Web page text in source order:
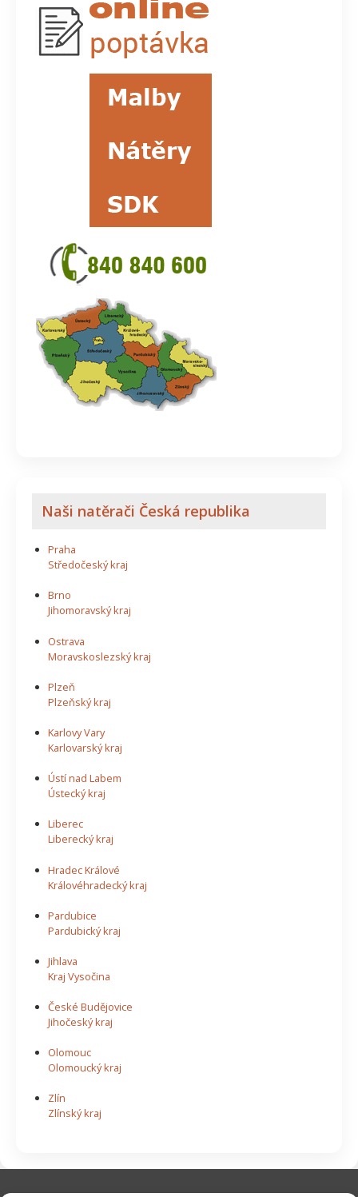
Naši natěrači Česká republika
Praha
Středočeský kraj
Brno
Jihomoravský kraj
Ostrava
Moravskoslezský kraj
Plzeň
Plzeňský kraj
Karlovy Vary
Karlovarský kraj
Ústí nad Labem
Ústecký kraj
Liberec
Liberecký kraj
Hradec Králové
Královéhradecký kraj
Pardubice
Pardubický kraj
Jihlava
Kraj Vysočina
České Budějovice
Jihočeský kraj
Olomouc
Olomoucký kraj
Zlín
Zlínský kraj